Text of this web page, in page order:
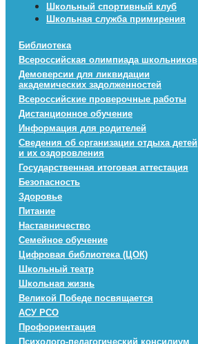
Школьный спортивный клуб
Школьная служба примирения
Библиотека
Всероссийская олимпиада школьников
Демоверсии для ликвидации
академических задолженностей
Всероссийские проверочные работы
Дистанционное обучение
Информация для родителей
Сведения об организации отдыха детей
и их оздоровления
Государственная итоговая аттестация
Безопасность
Здоровье
Питание
Наставничество
Семейное обучение
Цифровая библиотека (ЦОК)
Школьный театр
Школьная жизнь
Великой Победе посвящается
АСУ РСО
Профориентация
Психолого-педагогический консилиум